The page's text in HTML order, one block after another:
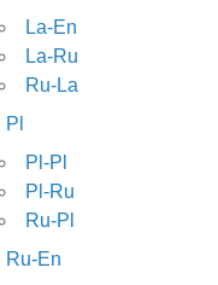
La-En
La-Ru
Ru-La
Pl
Pl-Pl
Pl-Ru
Ru-Pl
Ru-En